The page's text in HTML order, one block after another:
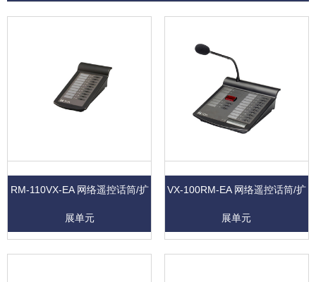
RM-110VX-EA 网络遥控话筒/扩
展单元
VX-100RM-EA 网络遥控话筒/扩
展单元